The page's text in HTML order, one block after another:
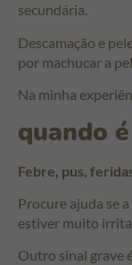
secundária.
Descamação e
por machucar a
Na minha
quando
Febre, pus,
Procure ajuda se
estiver muito
Outro sinal grave